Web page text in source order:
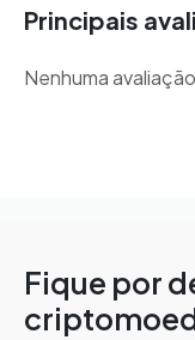
Principais
Nenhuma
Fique por